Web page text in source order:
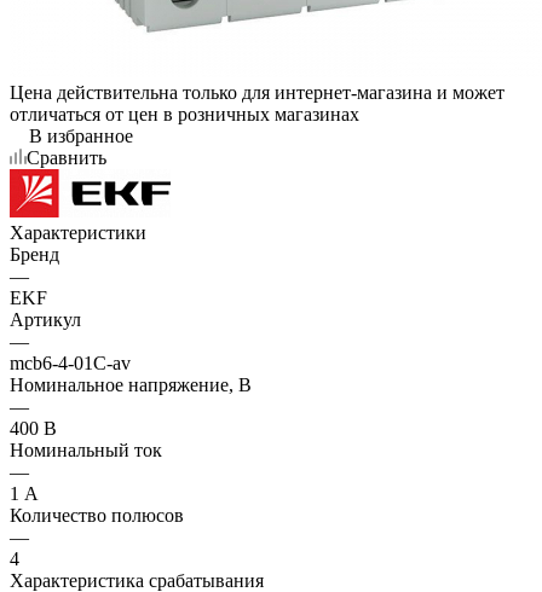
Цена действительна только для интернет-магазина и может
отличаться от цен в розничных магазинах
В избранное
Сравнить
Характеристики
Бренд
—
EKF
Артикул
—
mcb6-4-01C-av
Номинальное напряжение, В
—
400 В
Номинальный ток
—
1 А
Количество полюсов
—
4
Характеристика срабатывания